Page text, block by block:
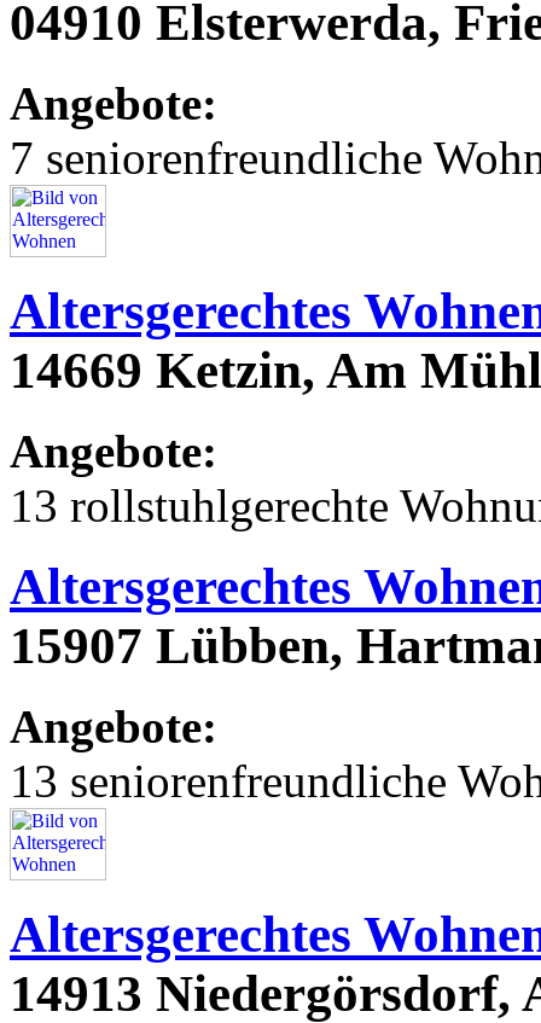
04910 Elsterwerda,
Angebote:
7 seniorenfreundliche
Altersgerechtes
14669 Ketzin, Am
Angebote:
13 rollstuhlgerechte
Altersgerechtes
15907 Lübben,
Angebote:
13 seniorenfreundliche
Altersgerechtes
14913 Niedergörsdorf,